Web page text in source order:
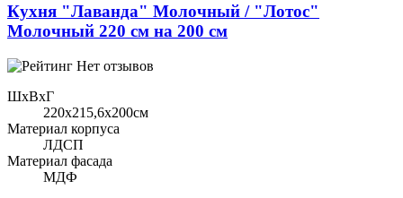
Кухня "Лаванда" Молочный / "Лотос"
Молочный 220 см на 200 см
Нет отзывов
ШхВхГ
220x215,6х200см
Материал корпуса
ЛДСП
Материал фасада
МДФ